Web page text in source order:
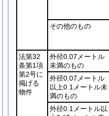
その他のもの
法第32
条第1項
第2号に
掲げる
物件
外径0.07メートル
未満のもの
外径0.07メートル
以上0.1メートル未
満のもの
外径0.1メートル以